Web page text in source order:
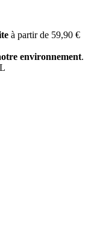
à partir de 59,90 €
environnement.